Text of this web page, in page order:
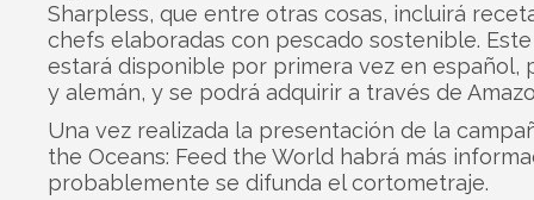
Sharpless, que entre otras cosas, incluirá
chefs elaboradas con pescado sostenible.
estará disponible por primera vez en español,
y alemán, y se podrá adquirir a través de
Una vez realizada la presentación de la
the Oceans: Feed the World habrá más
probablemente se difunda el cortometraje.